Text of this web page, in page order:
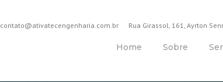
Rua Girassol, 161, Ayrton
contato@ativatecengenharia.com.br
Home Sobre